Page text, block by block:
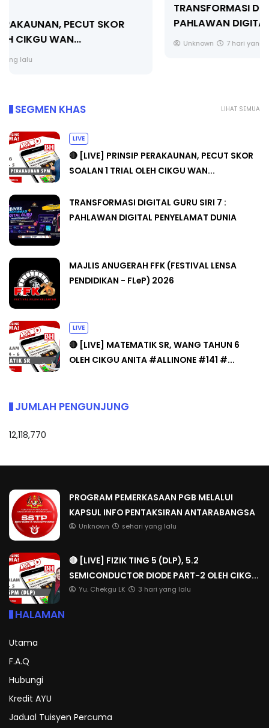
TRANSFORMASI DIGITAL GURU SIRI 7 :
PAHLAWAN DIGITAL PENYELAMAT DUNIA
Unknown 7 hari yang lalu
LIHAT SEMUA
SEGMEN KHAS
LIVE
🔴 [LIVE] PRINSIP PERAKAUNAN, PECUT SKOR
SOALAN 1 TRIAL OLEH CIKGU WAN...
TRANSFORMASI DIGITAL GURU SIRI 7 :
PAHLAWAN DIGITAL PENYELAMAT DUNIA
MAJLIS ANUGERAH FFK (FESTIVAL LENSA
PENDIDIKAN - FLeP) 2026
LIVE
🔴 [LIVE] MATEMATIK SR, WANG TAHUN 6
OLEH CIKGU ANITA #ALLINONE #141 #...
JUMLAH PENGUNJUNG
12,118,770
PROGRAM PEMERKASAAN PGB MELALUI
KAPSUL INFO PENTAKSIRAN ANTARABANGSA
Unknown sehari yang lalu
🔴 [LIVE] FIZIK TING 5 (DLP), 5.2
SEMICONDUCTOR DIODE PART-2 OLEH CIKG...
Yu. Chekgu LK 3 hari yang lalu
HALAMAN
Utama
F.A.Q
Hubungi
Kredit AYU
Jadual Tuisyen Percuma